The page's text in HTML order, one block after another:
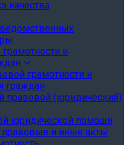
качества
и
грамотности и
граждан
правовой (юридический)
юридической помощи
и иные акты